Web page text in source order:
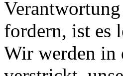
fordern, ist es
Wir werden in